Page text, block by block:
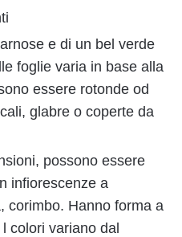
e di un bel verde
foglie varia in base alla
essere rotonde od
glabre o coperte da
possono essere
infiorescenze a
corimbo. Hanno forma a
colori variano dal